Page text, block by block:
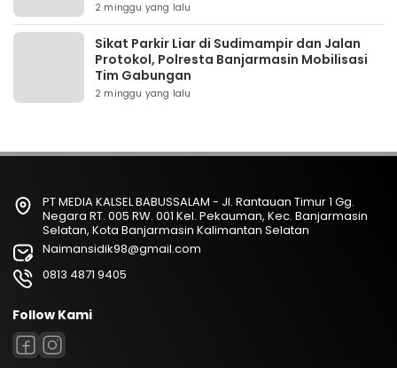
2 minggu yang lalu
Sikat Parkir Liar di Sudimampir dan Jalan
Protokol, Polresta Banjarmasin Mobilisasi
Tim Gabungan
2 minggu yang lalu
PT MEDIA KALSEL BABUSSALAM - Jl. Rantauan Timur 1 Gg.
Negara RT. 005 RW. 001 Kel. Pekauman, Kec. Banjarmasin
Selatan, Kota Banjarmasin Kalimantan Selatan
Naimansidik98@gmail.com
0813 4871 9405
Follow Kami